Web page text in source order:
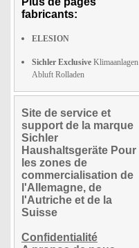
fabricants:
ELESION
Sichler Exclusive Klimaanlagen
Abluft Rolladen
Site de service et
support de la marque
Sichler
Haushaltsgeräte Pour
les zones de
commercialisation de
l'Allemagne, de
l'Autriche et de la
Suisse
Confidentialité